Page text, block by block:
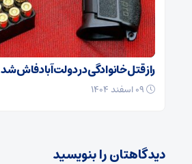
راز قتل خانوادگی در دولت‌آباد فاش شد
دیدگاهتان را بنویسید